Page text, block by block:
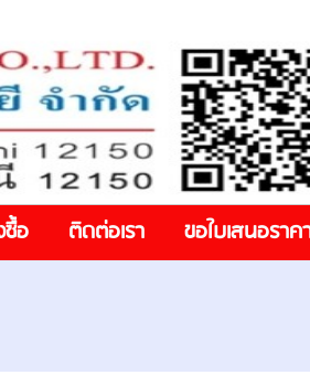
อ ติดต่อเรา ขอใบเสนอราค